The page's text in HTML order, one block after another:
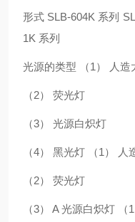
形式 SLB-604K 系列
1K 系列
光源的类型 （1） 人造
（2） 荧光灯
（3） 光源白炽灯
（4） 黑光灯 （1） 人
（2） 荧光灯
（3） A 光源白炽灯